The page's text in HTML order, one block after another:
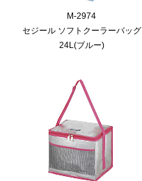
M-2974
セジール ソフトクーラーバッグ
24L(ブルー)